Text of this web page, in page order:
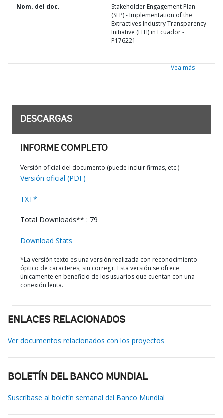
Nom. del doc.
Stakeholder Engagement Plan
(SEP) - Implementation of the
Extractives Industry Transparency
Initiative (EITI) in Ecuador -
P176221
Vea más
DESCARGAS
INFORME COMPLETO
Versión oficial del documento (puede incluir firmas, etc.)
Versión oficial (PDF)
TXT*
Total Downloads** : 79
Download Stats
*La versión texto es una versión realizada con reconocimiento
óptico de caracteres, sin corregir. Esta versión se ofrece
únicamente en beneficio de los usuarios que cuentan con una
conexión lenta.
ENLACES RELACIONADOS
Ver documentos relacionados con los proyectos
BOLETÍN DEL BANCO MUNDIAL
Suscríbase al boletín semanal del Banco Mundial